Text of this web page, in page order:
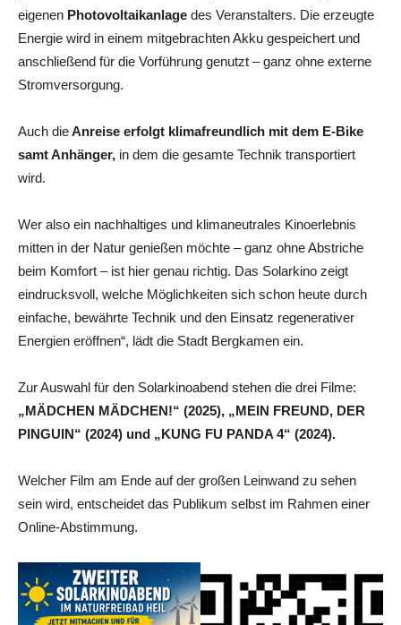
eigenen Photovoltaikanlage des Veranstalters. Die erzeugte
Energie wird in einem mitgebrachten Akku gespeichert und
anschließend für die Vorführung genutzt – ganz ohne externe
Stromversorgung.
Auch dieAnreise erfolgt klimafreundlich mit dem E-Bike
samt Anhänger, in dem die gesamte Technik transportiert
wird.
Wer also ein nachhaltiges und klimaneutrales Kinoerlebnis
mitten in der Natur genießen möchte – ganz ohne Abstriche
beim Komfort – ist hier genau richtig. Das Solarkino zeigt
eindrucksvoll, welche Möglichkeiten sich schon heute durch
einfache, bewährte Technik und den Einsatz regenerativer
Energien eröffnen“, lädt die Stadt Bergkamen ein.
Zur Auswahl für den Solarkinoabend stehen die drei Filme:
„MÄDCHEN MÄDCHEN!“ (2025), „MEIN FREUND, DER
PINGUIN“ (2024) und „KUNG FU PANDA 4“ (2024).
Welcher Film am Ende auf der großen Leinwand zu sehen
sein wird, entscheidet das Publikum selbst im Rahmen einer
Online-Abstimmung.